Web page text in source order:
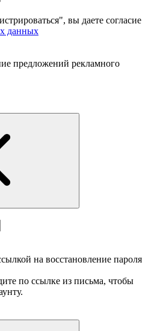
вы даете согласие
данных
предложений рекламного
на восстановление пароля
по ссылке из письма, чтобы